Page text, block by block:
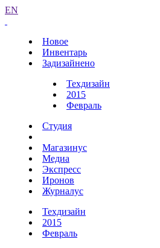
EN
Новое
Инвентарь
Задизайнено
Техдизайн
2015
Февраль
Студия
Магазинус
Медиа
Экспресс
Иронов
Журналус
Техдизайн
2015
Февраль